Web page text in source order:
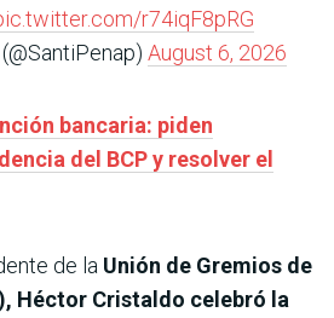
r74iqF8pRG
August 6, 2026
bancaria: piden
del BCP y resolver el
de la Unión de Gremios de
Héctor Cristaldo celebró la